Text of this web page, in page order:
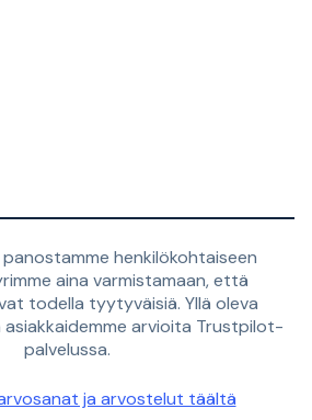
henkilökohtaiseen
aina varmistamaan, että
todella tyytyväisiä. Yllä oleva
arvioita Trustpilot-
palvelussa.
ja arvostelut täältä